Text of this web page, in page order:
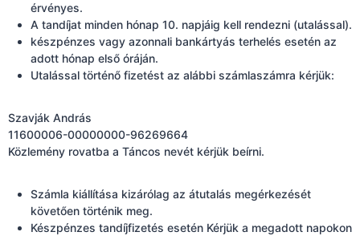
érvényes.
A tandíjat minden hónap 10. napjáig kell rendezni (utalással).
készpénzes vagy azonnali bankártyás terhelés esetén az
adott hónap első óráján.
Utalással történő fizetést az alábbi számlaszámra kérjük:
Szavják András
11600006-00000000-96269664
Közlemény rovatba a Táncos nevét kérjük beírni.
Számla kiállítása kizárólag az átutalás megérkezését
követően történik meg.
Készpénzes tandíjfizetés esetén Kérjük a megadott napokon